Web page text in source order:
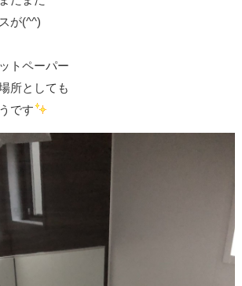
が(^^)
トペーパー
所としても
です